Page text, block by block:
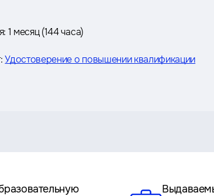
1 месяц (144 часа)
Удостоверение о повышении квалификации